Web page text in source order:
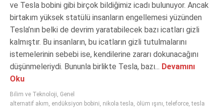
ve Tesla bobini gibi birçok bildiğimiz icadı bulunuyor. Ancak
birtakım yüksek statülü insanların engellemesi yüzünden
Tesla’nın belki de devrim yaratabilecek bazı icatları gizli
kalmıştır. Bu insanların, bu icatların gizli tutulmalarını
istemelerinin sebebi ise, kendilerine zararı dokunacağını
düşünmeleriydi. Bununla birlikte Tesla, bazı... Devamını
Oku
Bilim ve Teknoloji, Genel
alternatif akım, endüksiyon bobini, nikola tesla, ölüm ışını,teleforce,tesla